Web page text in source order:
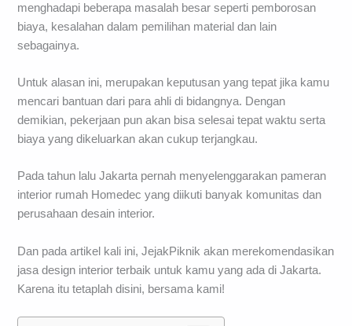
menghadapi beberapa masalah besar seperti pemborosan
biaya, kesalahan dalam pemilihan material dan lain
sebagainya.
Untuk alasan ini, merupakan keputusan yang tepat jika kamu
mencari bantuan dari para ahli di bidangnya. Dengan
demikian, pekerjaan pun akan bisa selesai tepat waktu serta
biaya yang dikeluarkan akan cukup terjangkau.
Pada tahun lalu Jakarta pernah menyelenggarakan pameran
interior rumah Homedec yang diikuti banyak komunitas dan
perusahaan desain interior.
Dan pada artikel kali ini, JejakPiknik akan merekomendasikan
jasa design interior terbaik untuk kamu yang ada di Jakarta.
Karena itu tetaplah disini, bersama kami!